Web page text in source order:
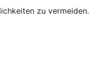
zu vermeiden.